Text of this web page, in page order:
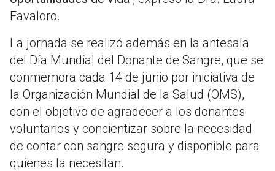
Favaloro.
La jornada se realizó además en la antesala
del Día Mundial del Donante de Sangre, que se
conmemora cada 14 de junio por iniciativa de
la Organización Mundial de la Salud (OMS),
con el objetivo de agradecer a los donantes
voluntarios y concientizar sobre la necesidad
de contar con sangre segura y disponible para
quienes la necesitan.